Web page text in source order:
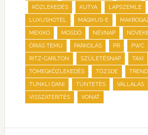
, KÖZLEKEDÉS , KUTYA , LAPSZEMLE ,
LUXUSHOTEL , MÁGIKUS-E ,
MEXIKÓ , MOSDÓ , NÉVNAP ,
ÓRIÁS TEMU , PARKOLÁS , PR , PWC
RITZ-CARLTON , SZÜLETÉSNAP , TAXI
TÖMEGKÖZLEKEDÉS , TŐZSDE , TREND
TUNKLI DANI , TÜNTETÉS , VÁLLALÁS
VISSZATÉRÍTÉS , VONAT